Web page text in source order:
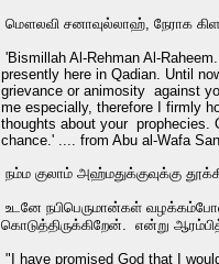
மௌலவி சனாவுல்லாஹ், நேராக
'Bismillah Al-Rehman Al-
presently here in Qadian. Until
grievance or animosity against
me especially, therefore I firmly
thoughts about your prophecies.
chance.' .... from Abu al-Wafa
நம்ம குலாம் அஹ்மதுக்குவுக்கு
உடனே நபிபெருமான்கள்
கொடுத்திருக்கிறேன். என்று
"I have promised God that I